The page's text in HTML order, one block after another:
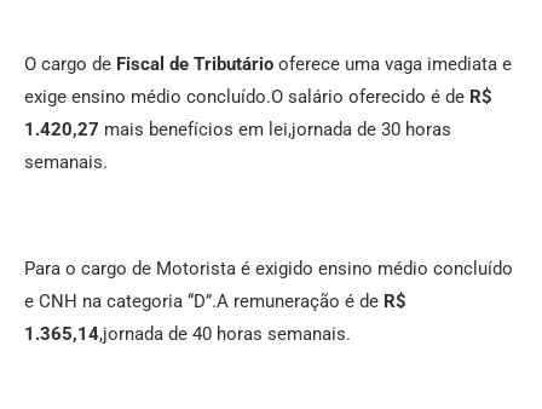
O cargo de Fiscal de Tributário oferece uma vaga imediata e
exige ensino médio concluído.O salário oferecido é de R$
1.420,27 mais benefícios em lei,jornada de 30 horas
semanais.
Para o cargo de Motorista é exigido ensino médio concluído
e CNH na categoria “D”.A remuneração é de R$
1.365,14,jornada de 40 horas semanais.